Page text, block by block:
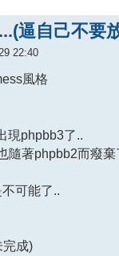
逼自己不要
22:40
風格
現phpbb3了..
隨著phpbb2而癈棄
可能了..
完成)